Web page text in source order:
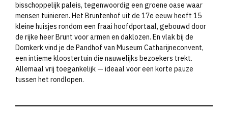
bisschoppelijk paleis, tegenwoordig een groene oase waar
mensen tuinieren. Het Bruntenhof uit de 17e eeuw heeft 15
kleine huisjes rondom een fraai hoofdportaal, gebouwd door
de rijke heer Brunt voor armen en daklozen. En vlak bij de
Domkerk vind je de Pandhof van Museum Catharijneconvent,
een intieme kloostertuin die nauwelijks bezoekers trekt.
Allemaal vrij toegankelijk — ideaal voor een korte pauze
tussen het rondlopen.